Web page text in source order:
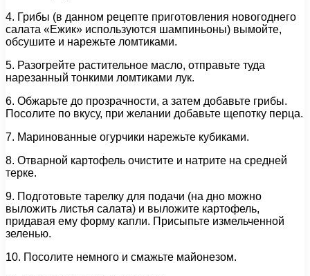
4. Грибы (в данном рецепте приготовления новогоднего
салата «Ежик» используются шампиньоны) вымойте,
обсушите и нарежьте ломтиками.
5. Разогрейте растительное масло, отправьте туда
нарезанный тонкими ломтиками лук.
6. Обжарьте до прозрачности, а затем добавьте грибы.
Посолите по вкусу, при желании добавьте щепотку перца.
7. Маринованные огурчики нарежьте кубиками.
8. Отварной картофель очистите и натрите на средней
терке.
9. Подготовьте тарелку для подачи (на дно можно
выложить листья салата) и выложите картофель,
придавая ему форму капли. Присыпьте измельченной
зеленью.
10. Посолите немного и смажьте майонезом.